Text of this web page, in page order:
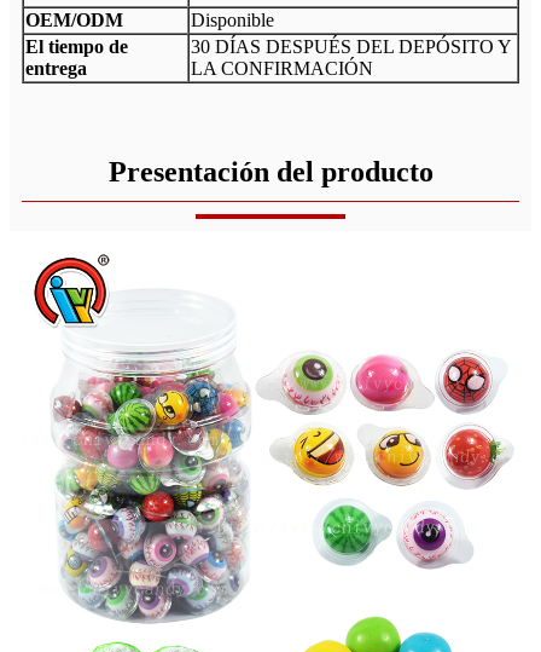
OEM/ODM
Disponible
El tiempo de
entrega
30 DÍAS DESPUÉS DEL DEPÓSITO Y
LA CONFIRMACIÓN
Presentación del producto